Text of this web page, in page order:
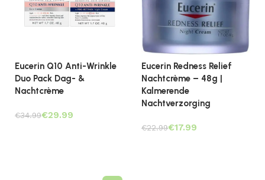
Eucerin Q10 Anti-Wrinkle
Duo Pack Dag- &
Nachtcrème
€34.99€29.99
Eucerin Redness Relief
Nachtcrème – 48g |
Kalmerende
Nachtverzorging
€22.99€17.99